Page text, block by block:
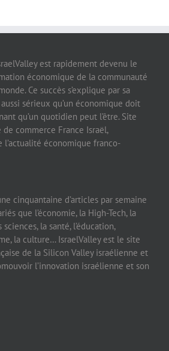
est rapidement devenu le
économique de la communauté
Ce succès s’explique par sa
sérieux qu’un économique doit
qu’un quotidien peut l’être. Site
commerce France Israël,
l’actualité économique franco-
cinquantaine d’articles par semaine
que l’économie, la High-Tech, la
la santé, l’éducation,
la culture… IsraelValley est le site
de la Silicon Valley israélienne et
l’innovation israélienne et son